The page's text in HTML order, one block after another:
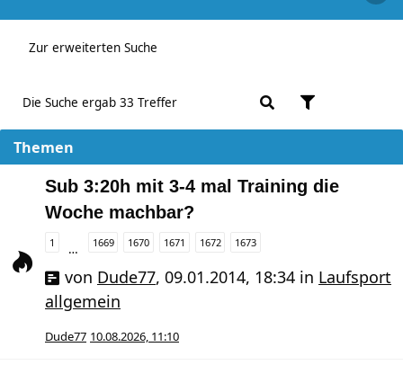
Zur erweiterten Suche
Die Suche ergab 33 Treffer
Themen
Sub 3:20h mit 3-4 mal Training die
Woche machbar?
1 … 1669 1670 1671 1672 1673
von Dude77, 09.01.2014, 18:34 in Laufsport
allgemein
Dude77 10.08.2026, 11:10